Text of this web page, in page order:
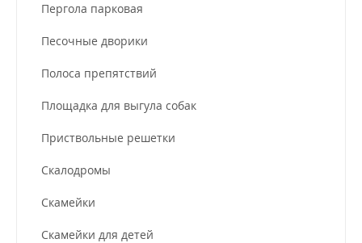
Пергола парковая
Песочные дворики
Полоса препятствий
Площадка для выгула собак
Приствольные решетки
Скалодромы
Скамейки
Скамейки для детей